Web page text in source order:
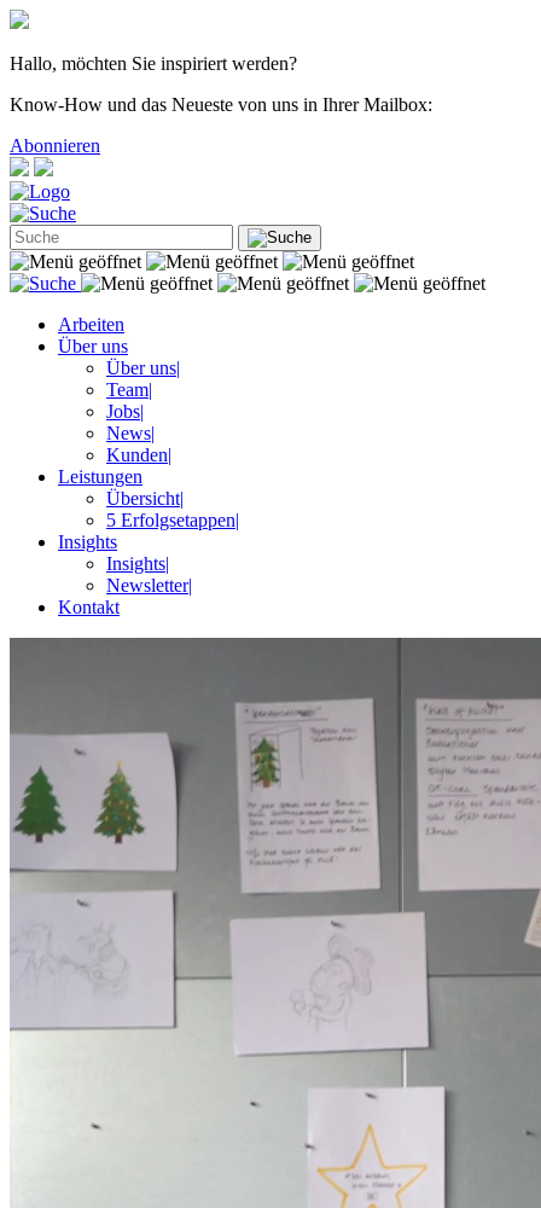
Hallo, möchten Sie inspiriert werden?
Know-How und das Neueste von uns in Ihrer Mailbox:
Abonnieren
Arbeiten
Über uns
Über uns|
Team|
Jobs|
News|
Kunden|
Leistungen
Übersicht|
5 Erfolgsetappen|
Insights
Insights|
Newsletter|
Kontakt